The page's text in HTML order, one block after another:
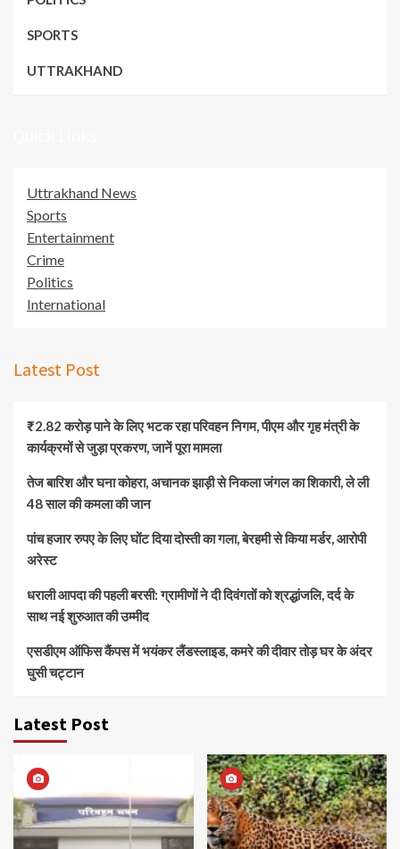
SPORTS
UTTRAKHAND
Uttrakhand News
Sports
Entertainment
Crime
Politics
International
Latest Post
₹2.82 करोड़ पाने के लिए भटक रहा परिवहन निगम, पीएम और गृह मंत्री के
कार्यक्रमों से जुड़ा प्रकरण, जानें पूरा मामला
तेज बारिश और घना कोहरा, अचानक झाड़ी से निकला जंगल का शिकारी, ले ली
48 साल की कमला की जान
पांच हजार रुपए के लिए घोंट दिया दोस्ती का गला, बेरहमी से किया मर्डर, आरोपी
अरेस्ट
धराली आपदा की पहली बरसी: ग्रामीणों ने दी दिवंगतों को श्रद्धांजलि, दर्द के
साथ नई शुरुआत की उम्मीद
एसडीएम ऑफिस कैंपस में भयंकर लैंडस्लाइड, कमरे की दीवार तोड़ घर के अंदर
घुसी चट्टान
Latest Post